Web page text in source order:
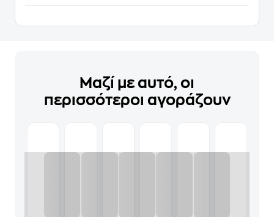
Μαζί με αυτό, οι
περισσότεροι αγοράζουν